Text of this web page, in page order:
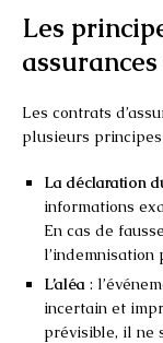
Les
Les contrats
plusieurs
La déclaration
informations
En cas de
L’aléa :
incertain et
prévisible, il ne